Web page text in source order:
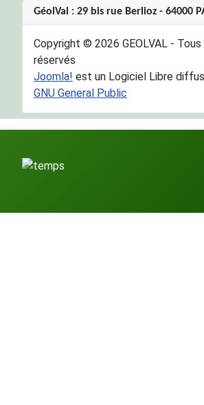
GéolVal : 29 bis rue Berlioz - 64000
Copyright © 2026 GEOLVAL -
réservés
Joomla! est un Logiciel Libre
GNU General Public